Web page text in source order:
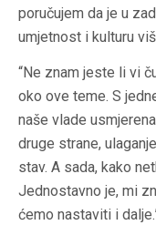
poručujem da je u
umjetnost i kulturu
“Ne znam jeste li vi
oko ove teme. S
naše vlade
druge strane,
stav. A sada, kako
Jednostavno je, mi
ćemo nastaviti i